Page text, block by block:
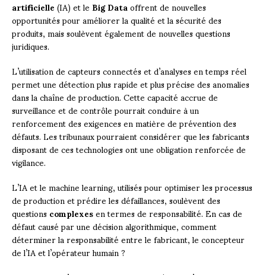
artificielle(IA) et leBig Dataoffrent de nouvelles
opportunités pour améliorer la qualité et la sécurité des
produits, mais soulèvent également de nouvelles questions
juridiques.
L’utilisation de capteurs connectés et d’analyses en temps réel
permet une détection plus rapide et plus précise des anomalies
dans la chaîne de production. Cette capacité accrue de
surveillance et de contrôle pourrait conduire à un
renforcement des exigences en matière de prévention des
défauts. Les tribunaux pourraient considérer que les fabricants
disposant de ces technologies ont une obligation renforcée de
vigilance.
L’IA et le machine learning, utilisés pour optimiser les processus
de production et prédire les défaillances, soulèvent des
questionscomplexesen termes de responsabilité. En cas de
défaut causé par une décision algorithmique, comment
déterminer la responsabilité entre le fabricant, le concepteur
de l’IA et l’opérateur humain ?